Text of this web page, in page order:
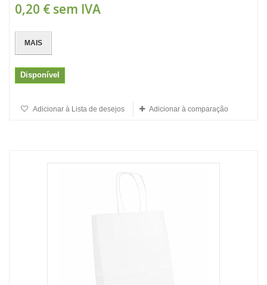
0,20 € sem IVA
MAIS
Disponível
Adicionar à Lista de desejos Adicionar à comparação